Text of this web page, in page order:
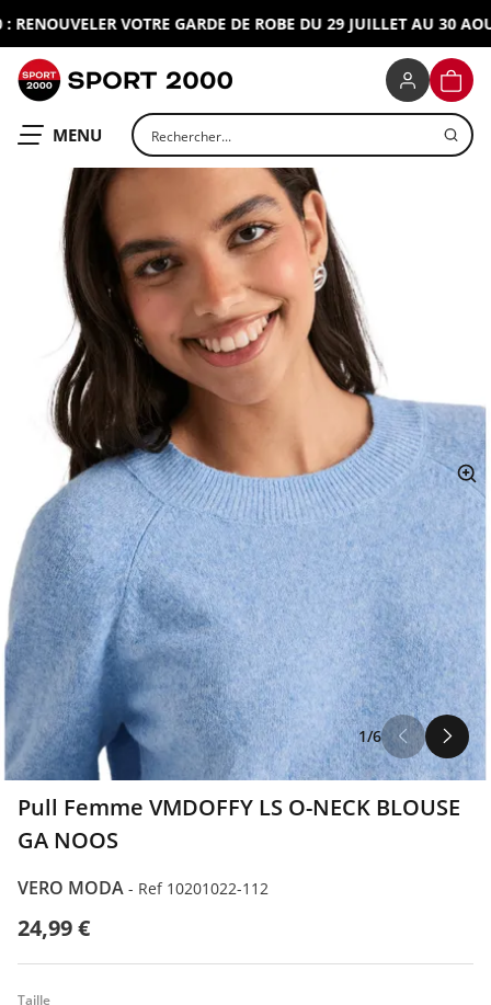
VOTRE GARDE DE ROBE DU 29 JUILLET AU 30
OUVRIR LE
MENU Rechercher un produit
1/6
Pull Femme VMDOFFY LS O-NECK BLOUSE
GA NOOS
VERO MODA - Ref 10201022-112
24,99 €
Taille